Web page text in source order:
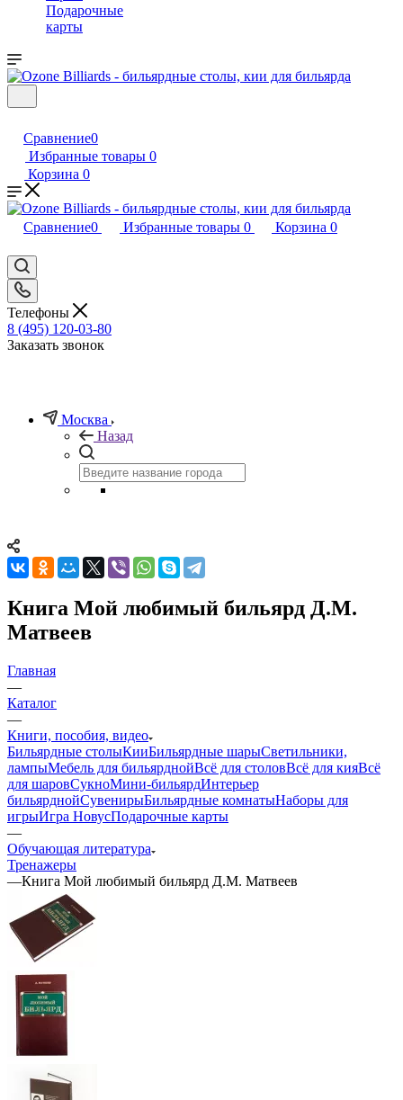
Подарочные
карты
Сравнение0
Избранные товары 0
Корзина 0
Сравнение0 Избранные товары 0 Корзина 0
Телефоны
8 (495) 120-03-80
Заказать звонок
Москва
Назад
Книга Мой любимый бильярд Д.М.
Матвеев
Главная
—
Каталог
—
Книги, пособия, видео
Бильярдные столыКииБильярдные шарыСветильники,
лампыМебель для бильярднойВсё для столовВсё для кияВсё
для шаровСукноМини-бильярдИнтерьер
бильярднойСувенирыБильярдные комнатыНаборы для
игрыИгра НовусПодарочные карты
—
Обучающая литература
Тренажеры
—Книга Мой любимый бильярд Д.М. Матвеев